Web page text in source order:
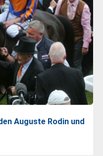
Auguste Rodin und